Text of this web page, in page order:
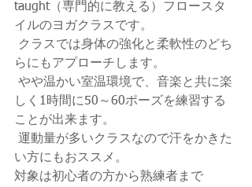
taught（専門的に教える）フロースタ
イルのヨガクラスです。
らにもアプローチします。
しく1時間に50～60ポーズを練習する
ことが出来ます。
い方にもおススメ。
対象は初心者の方から熟練者まで